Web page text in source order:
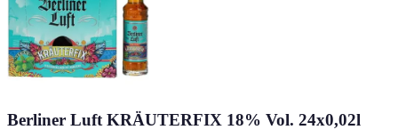
Berliner Luft KRÄUTERFIX 18% Vol. 24x0,02l